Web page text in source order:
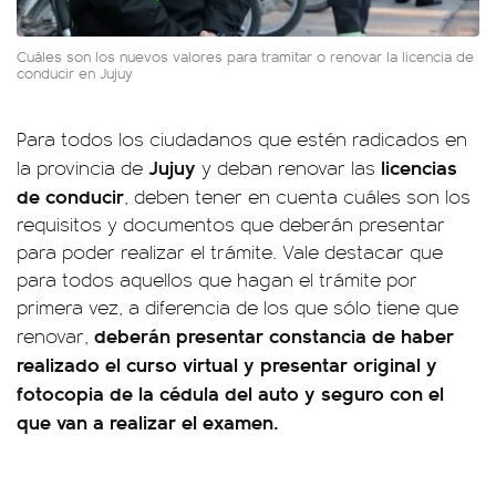
Cuáles son los nuevos valores para tramitar o renovar la licencia de
conducir en Jujuy
Para todos los ciudadanos que estén radicados en
la provincia de Jujuy y deban renovar las licencias
de conducir, deben tener en cuenta cuáles son los
requisitos y documentos que deberán presentar
para poder realizar el trámite. Vale destacar que
para todos aquellos que hagan el trámite por
primera vez, a diferencia de los que sólo tiene que
renovar, deberán presentar constancia de haber
realizado el curso virtual y presentar original y
fotocopia de la cédula del auto y seguro con el
que van a realizar el examen.